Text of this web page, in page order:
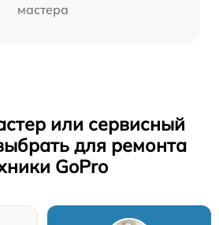
мастера
или сервисный
для ремонта
GoPro